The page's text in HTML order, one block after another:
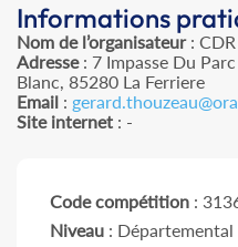
Informations
Nom de l’organisateur: CDR
Adresse: 7 Impasse Du
Blanc, 85280 La Ferriere
Email :
Site internet : -
Code compétition :
Niveau : Départemental